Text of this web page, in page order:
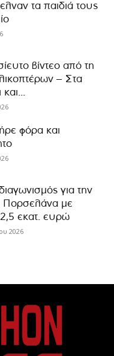
τα παιδιά τους
βίντεο από τη
– Στα
φόρα και
για την
Πορσελάνα με
εκατ. ευρώ
2026